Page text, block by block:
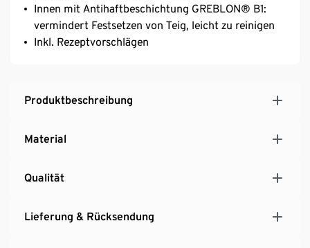
Innen mit Antihaftbeschichtung GREBLON® B1:
vermindert Festsetzen von Teig, leicht zu reinigen
Inkl. Rezeptvorschlägen
Produktbeschreibung
Material
Qualität
Lieferung & Rücksendung